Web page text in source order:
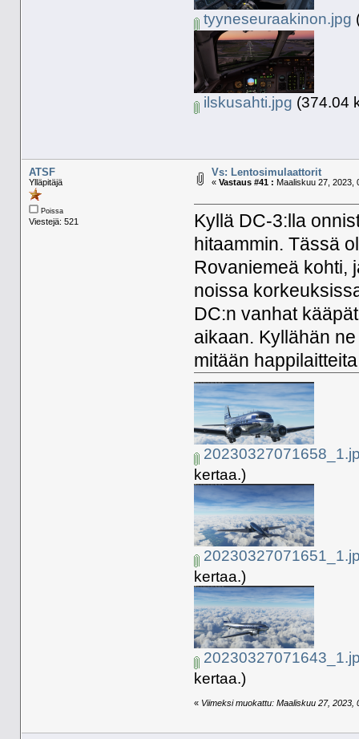
tyyneseuraakinon.jpg
ilskusahti.jpg (374.04
ATSF
Ylläpitäjä
Poissa
Viestejä: 521
Vs: Lentosimulaattorit
« Vastaus #41 : Maaliskuu 27, 2023,
Kyllä DC-3:lla
hitaammin. Tässä
Rovaniemeä kohti,
noissa
DC:n vanhat
aikaan. Kyllähän
mitään
kertaa.)
kertaa.)
kertaa.)
« Viimeksi muokattu: Maaliskuu 27, 2023,